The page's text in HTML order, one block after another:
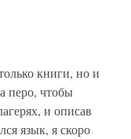
книги, но и
перо, чтобы
и описав
язык, я скоро